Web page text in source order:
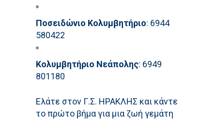
Ποσειδώνιο Κολυμβητήριο: 6944
580422
Κολυμβητήριο Νεάπολης: 6949
801180
Ελάτε στον Γ.Σ. ΗΡΑΚΛΗΣ και κάντε
το πρώτο βήμα για μια ζωή γεμάτη